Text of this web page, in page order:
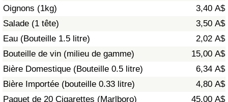
Oignons (1kg)
3,40 A$
Salade (1 tête)
3,50 A$
Eau (Bouteille 1.5 litre)
2,02 A$
Bouteille de vin (milieu de gamme)
15,00 A$
Bière Domestique (Bouteille 0.5 litre)
6,34 A$
Bière Importée (bouteille 0.33 litre)
4,80 A$
Paquet de 20 Cigarettes (Marlboro)
45,00 A$
Trafic
Indice de Trafic
Indice de Trafic (Actuel)
Indice de Trafic par Pays